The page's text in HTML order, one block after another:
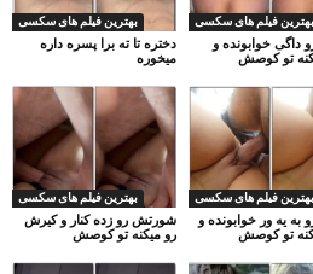
بهترین فیلم های سکسی
دختره تا ته برا پسره داره
میخوره
بهترین فیلم های سکسی
داگی خوابونده و
تو کوصش
بهترین فیلم های سکسی
شورتش رو زده کنار و کیرش
رو میکنه تو کوصش
بهترین فیلم های سکسی
به یه ور خوابونده و
تو کوصش